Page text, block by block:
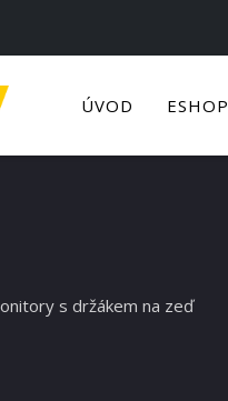
ÚVOD ESHOP
s držákem na zeď